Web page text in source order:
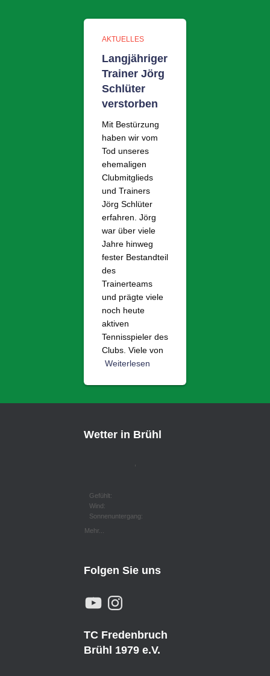
AKTUELLES
Langjähriger
Trainer Jörg
Schlüter
verstorben
Mit Bestürzung
haben wir vom
Tod unseres
ehemaligen
Clubmitglieds
und Trainers
Jörg Schlüter
erfahren. Jörg
war über viele
Jahre hinweg
fester Bestandteil
des
Trainerteams
und prägte viele
noch heute
aktiven
Tennisspieler des
Clubs. Viele von
Weiterlesen
Wetter in Brühl
Gefühlt:
Wind:
Sonnenuntergang:
Mehr...
Folgen Sie uns
Y
O
U
B
E
N
A
G
R
A
TC Fredenbruch
Brühl 1979 e.V.